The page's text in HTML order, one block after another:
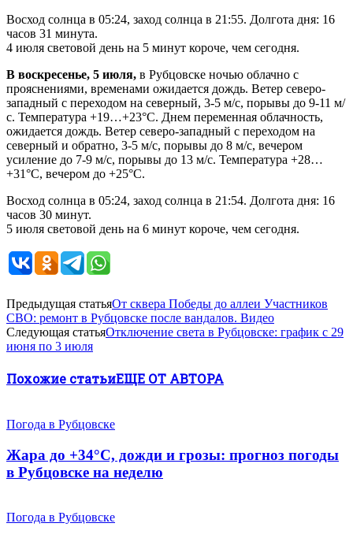
Восход солнца в 05:24, заход солнца в 21:55. Долгота дня: 16
часов 31 минута.
4 июля световой день на 5 минут короче, чем сегодня.
В воскресенье, 5 июля, в Рубцовске ночью облачно с
прояснениями, временами ожидается дождь. Ветер северо-
западный с переходом на северный, 3-5 м/с, порывы до 9-11 м/
с. Температура +19…+23°С. Днем переменная облачность,
ожидается дождь. Ветер северо-западный с переходом на
северный и обратно, 3-5 м/с, порывы до 8 м/с, вечером
усиление до 7-9 м/с, порывы до 13 м/с. Температура +28…
+31°С, вечером до +25°С.
Восход солнца в 05:24, заход солнца в 21:54. Долгота дня: 16
часов 30 минут.
5 июля световой день на 6 минут короче, чем сегодня.
Предыдущая статьяОт сквера Победы до аллеи Участников
СВО: ремонт в Рубцовске после вандалов. Видео
Следующая статьяОтключение света в Рубцовске: график с 29
июня по 3 июля
Похожие статьиЕЩЕ ОТ АВТОРА
Погода в Рубцовске
Жара до +34°С, дожди и грозы: прогноз погоды
в Рубцовске на неделю
Погода в Рубцовске